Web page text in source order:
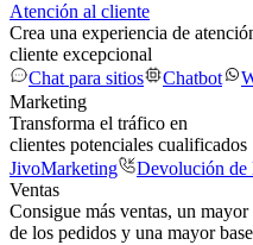
Atención al cliente
Crea una experiencia de
cliente excepcional
Chat para sitios
Chatbot
Marketing
Transforma el tráfico en
clientes potenciales cualificados
JivoMarketing
Devolución de
Ventas
Consigue más ventas, un
de los pedidos y una mayor